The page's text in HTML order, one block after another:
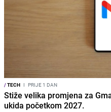
/TECH I PRIJE 1 DAN
Stiže velika promjena za
ukida početkom 2027.